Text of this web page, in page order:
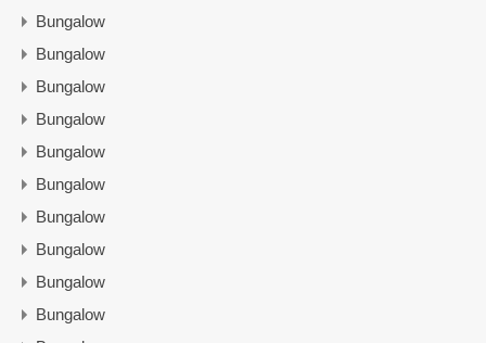
Bungalow
Bungalow
Bungalow
Bungalow
Bungalow
Bungalow
Bungalow
Bungalow
Bungalow
Bungalow